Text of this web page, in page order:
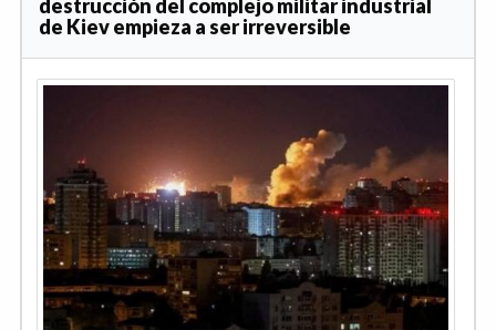
destrucción del complejo militar industrial
de Kiev empieza a ser irreversible